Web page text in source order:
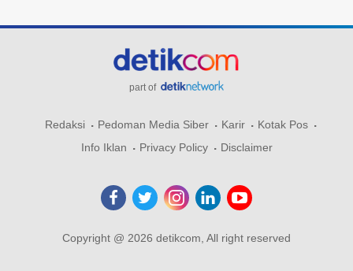
part of
Redaksi Pedoman Media Siber Karir
Kotak Pos
Info Iklan
Privacy Policy Disclaimer
Copyright @ 2026 detikcom, All right reserved